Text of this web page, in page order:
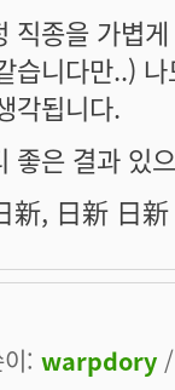
직종을 가볍
습니다만..)
각됩니다.
좋은 결과 있
新, 日新 日
: warpdory